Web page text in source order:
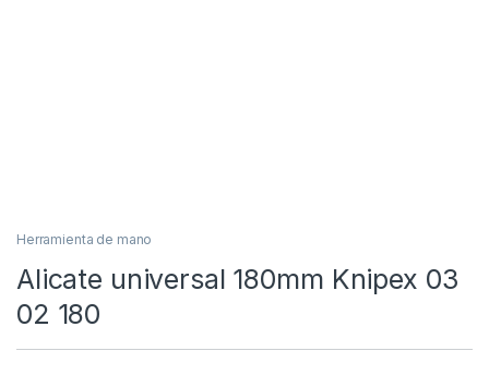
Herramienta de mano
Alicate universal 180mm Knipex 03
02 180